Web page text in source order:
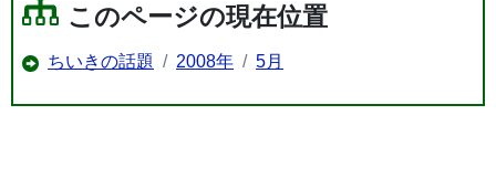
このページの現在位置
ちいきの話題 2008年 5月